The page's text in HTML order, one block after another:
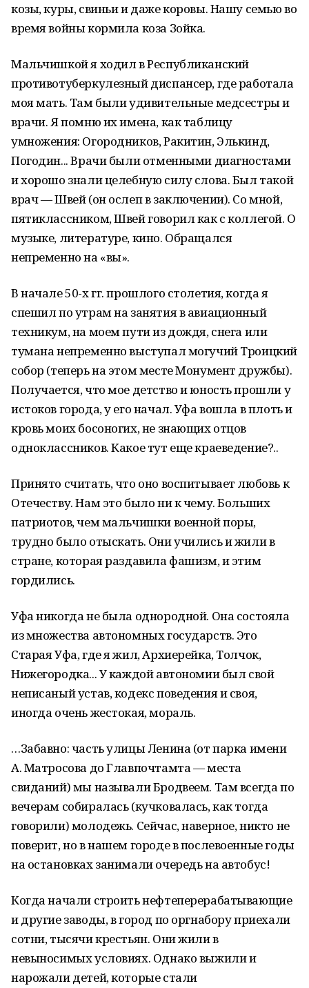
козы, куры, свиньи и даже коровы. Нашу семью во
время войны кормила коза Зойка.
Мальчишкой я ходил в Республиканский
противотуберкулезный диспансер, где работала
моя мать. Там были удивительные медсестры и
врачи. Я помню их имена, как таблицу
умножения: Огородников, Ракитин, Элькинд,
Погодин... Врачи были отменными диагностами
и хорошо знали целебную силу слова. Был такой
врач — Швей (он ослеп в заключении). Со мной,
пятиклассником, Швей говорил как с коллегой. О
музыке, литературе, кино. Обращался
непременно на «вы».
В начале 50-х гг. прошлого столетия, когда я
спешил по утрам на занятия в авиационный
техникум, на моем пути из дождя, снега или
тумана непременно выступал могучий Троицкий
собор (теперь на этом месте Монумент дружбы).
Получается, что мое детство и юность прошли у
истоков города, у его начал. Уфа вошла в плоть и
кровь моих босоногих, не знающих отцов
одноклассников. Какое тут еще краеведение?..
Принято считать, что оно воспитывает любовь к
Отечеству. Нам это было ни к чему. Больших
патриотов, чем мальчишки военной поры,
трудно было отыскать. Они учились и жили в
стране, которая раздавила фашизм, и этим
гордились.
Уфа никогда не была однородной. Она состояла
из множества автономных государств. Это
Старая Уфа, где я жил, Архиерейка, Толчок,
Нижегородка... У каждой автономии был свой
неписаный устав, кодекс поведения и своя,
иногда очень жестокая, мораль.
…Забавно: часть улицы Ленина (от парка имени
А. Матросова до Главпочтамта — места
свиданий) мы называли Бродвеем. Там всегда по
вечерам собиралась (кучковалась, как тогда
говорили) молодежь. Сейчас, наверное, никто не
поверит, но в нашем городе в послевоенные годы
на остановках занимали очередь на автобус!
Когда начали строить нефтеперерабатывающие
и другие заводы, в город по оргнабору приехали
сотни, тысячи крестьян. Они жили в
невыносимых условиях. Однако выжили и
нарожали детей, которые стали